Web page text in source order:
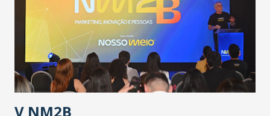
de uma epidemia com um vírus diferente, com um poder de
contaminação maior que outros coronavírus”, apontou o
secretário. Segundo ele, é uma epidemia com chance de
contaminação alta, podendo gerar um grande risco à
população e ao sistema de saúde. “Precisamos saber fazer a
estratificação do risco da doença, para não so...
V NM2B